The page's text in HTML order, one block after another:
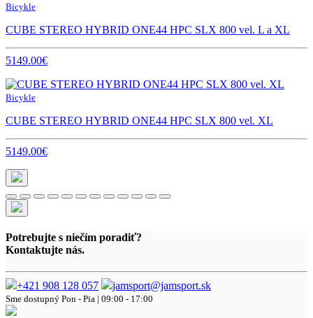
Bicykle
CUBE STEREO HYBRID ONE44 HPC SLX 800 vel. L a XL
5149.00€
Bicykle
CUBE STEREO HYBRID ONE44 HPC SLX 800 vel. XL
5149.00€
Potrebujte s niečím poradiť?
Kontaktujte nás.
+421 908 128 057 jamsport@jamsport.sk
Sme dostupný Pon - Pia | 09:00 - 17:00